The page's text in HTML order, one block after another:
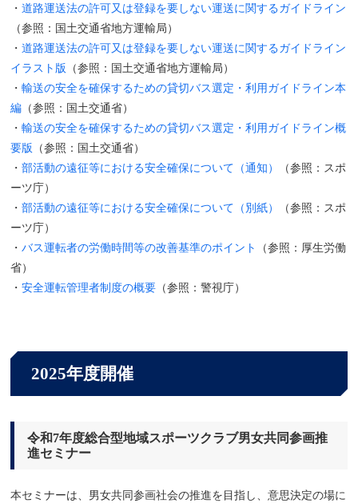
・道路運送法の許可又は登録を要しない運送に関するガイドライン
（参照：国土交通省地方運輸局）
・道路運送法の許可又は登録を要しない運送に関するガイドライン
イラスト版 （参照：国土交通省地方運輸局）
・輸送の安全を確保するための貸切バス選定・利用ガイドライン本
編 （参照：国土交通省）
・輸送の安全を確保するための貸切バス選定・利用ガイドライン概
要版 （参照：国土交通省）
・部活動の遠征等における安全確保について（通知）
（参照：スポ
ーツ庁）
・部活動の遠征等における安全確保について（別紙）
（参照：スポ
ーツ庁）
・バス運転者の労働時間等の改善基準のポイント
（参照：厚生労働
省）
・安全運転管理者制度の概要 （参照：警視庁）
2025年度開催
令和7年度総合型地域スポーツクラブ男女共同参画推
進セミナー
本セミナーは、男女共同参画社会の推進を目指し、意思決定の場に